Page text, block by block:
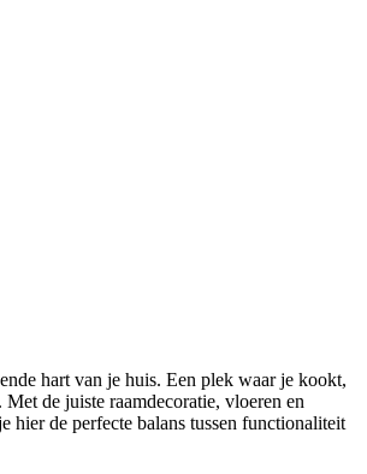
hart van je huis. Een plek waar je kookt,
Met de juiste raamdecoratie, vloeren en
hier de perfecte balans tussen functionaliteit